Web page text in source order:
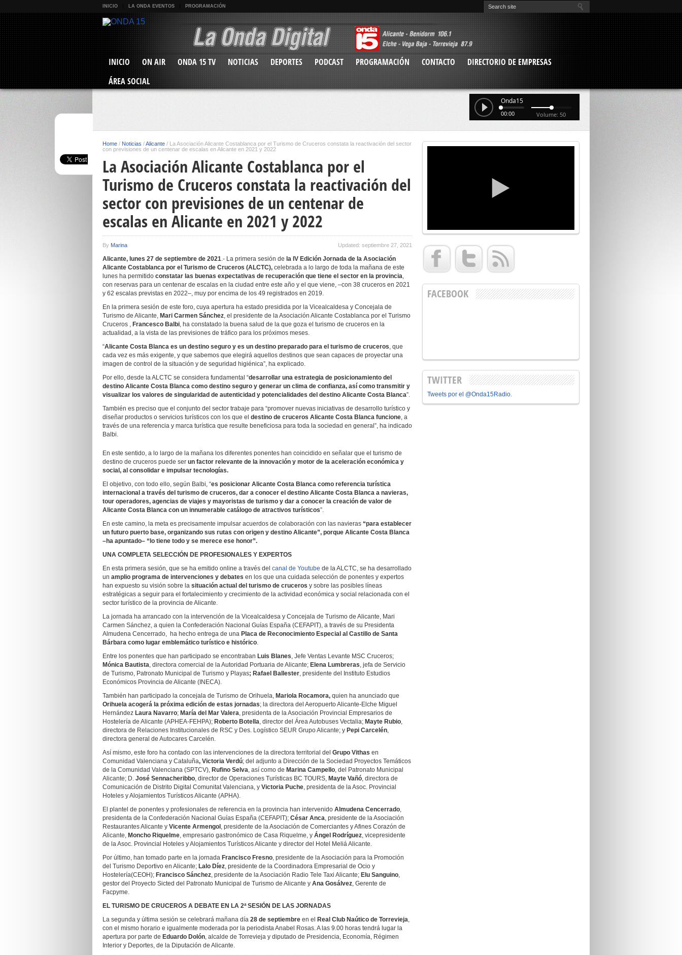
INICIO LA ONDA EVENTOS PROGRAMACIÓN
INICIO ON AIR ONDA 15 TV NOTICIAS DEPORTES PODCAST PROGRAMACIÓN CONTACTO
DIRECTORIO DE EMPRESAS
ÁREA SOCIAL
Onda15
00:00 Volume: 50
Home / Noticias /Alicante / La Asociación Alicante Costablanca por el Turismo de Cruceros constata la reactivación del sector
con previsiones de un centenar de escalas en Alicante en 2021 y 2022
La Asociación Alicante Costablanca por el
Turismo de Cruceros constata la reactivación del
sector con previsiones de un centenar de
escalas en Alicante en 2021 y 2022
By Marina Updated: septiembre 27, 2021
Alicante, lunes 27 de septiembre de 2021.- La primera sesión de la IV Edición Jornada de la Asociación
Alicante Costablanca por el Turismo de Cruceros (ALCTC), celebrada a lo largo de toda la mañana de este
lunes ha permitido constatar las buenas expectativas de recuperación que tiene el sector en la provincia,
con reservas para un centenar de escalas en la ciudad entre este año y el que viene, –con 38 cruceros en 2021
y 62 escalas previstas en 2022–, muy por encima de los 49 registrados en 2019.
En la primera sesión de este foro, cuya apertura ha estado presidida por la Vicealcaldesa y Concejala de
Turismo de Alicante, Mari Carmen Sánchez, el presidente de la Asociación Alicante Costablanca por el Turismo
Cruceros , Francesco Balbi, ha constatado la buena salud de la que goza el turismo de cruceros en la
actualidad, a la vista de las previsiones de tráfico para los próximos meses.
“Alicante Costa Blanca es un destino seguro y es un destino preparado para el turismo de cruceros, que
cada vez es más exigente, y que sabemos que elegirá aquellos destinos que sean capaces de proyectar una
imagen de control de la situación y de seguridad higiénica”, ha explicado.
Por ello, desde la ALCTC se considera fundamental “desarrollar una estrategia de posicionamiento del
destino Alicante Costa Blanca como destino seguro y generar un clima de confianza, así como transmitir y
visualizar los valores de singularidad de autenticidad y potencialidades del destino Alicante Costa Blanca”.
También es preciso que el conjunto del sector trabaje para “promover nuevas iniciativas de desarrollo turístico y
diseñar productos o servicios turísticos con los que el destino de cruceros Alicante Costa Blanca funcione, a
través de una referencia y marca turística que resulte beneficiosa para toda la sociedad en general”, ha indicado
Balbi.
En este sentido, a lo largo de la mañana los diferentes ponentes han coincidido en señalar que el turismo de
destino de cruceros puede ser un factor relevante de la innovación y motor de la aceleración económica y
social, al consolidar e impulsar tecnologías.
El objetivo, con todo ello, según Balbi, “es posicionar Alicante Costa Blanca como referencia turística
internacional a través del turismo de cruceros, dar a conocer el destino Alicante Costa Blanca a navieras,
tour operadores, agencias de viajes y mayoristas de turismo y dar a conocer la creación de valor de
Alicante Costa Blanca con un innumerable catálogo de atractivos turísticos”.
En este camino, la meta es precisamente impulsar acuerdos de colaboración con las navieras “para establecer
un futuro puerto base, organizando sus rutas con origen y destino Alicante”, porque Alicante Costa Blanca
–ha apuntado– “lo tiene todo y se merece ese honor”.
UNA COMPLETA SELECCIÓN DE PROFESIONALES Y EXPERTOS
En esta primera sesión, que se ha emitido online a través del canal de Youtube de la ALCTC, se ha desarrollado
un amplio programa de intervenciones y debates en los que una cuidada selección de ponentes y expertos
han expuesto su visión sobre la situación actual del turismo de cruceros y sobre las posibles líneas
estratégicas a seguir para el fortalecimiento y crecimiento de la actividad económica y social relacionada con el
sector turístico de la provincia de Alicante.
La jornada ha arrancado con la intervención de la Vicealcaldesa y Concejala de Turismo de Alicante, Mari
Carmen Sánchez, a quien la Confederación Nacional Guías España (CEFAPIT), a través de su Presidenta
Almudena Cencerrado, ha hecho entrega de una Placa de Reconocimiento Especial al Castillo de Santa
Bárbara como lugar emblemático turístico e histórico.
Entre los ponentes que han participado se encontraban Luis Blanes, Jefe Ventas Levante MSC Cruceros;
Mónica Bautista, directora comercial de la Autoridad Portuaria de Alicante; Elena Lumbreras, jefa de Servicio
de Turismo, Patronato Municipal de Turismo y Playas; Rafael Ballester, presidente del Instituto Estudios
Económicos Provincia de Alicante (INECA).
También han participado la concejala de Turismo de Orihuela, Mariola Rocamora, quien ha anunciado que
Orihuela acogerá la próxima edición de estas jornadas; la directora del Aeropuerto Alicante-Elche Miguel
Hernández Laura Navarro; María del Mar Valera, presidenta de la Asociación Provincial Empresarios de
Hostelería de Alicante (APHEA-FEHPA); Roberto Botella, director del Área Autobuses Vectalia; Mayte Rubio,
directora de Relaciones Institucionales de RSC y Des. Logístico SEUR Grupo Alicante; y Pepi Carcelén,
directora general de Autocares Carcelén.
Así mismo, este foro ha contado con las intervenciones de la directora territorial del Grupo Vithas en
Comunidad Valenciana y Cataluña, Victoria Verdú; del adjunto a Dirección de la Sociedad Proyectos Temáticos
de la Comunidad Valenciana (SPTCV), Rufino Selva, así como de Marina Campello, del Patronato Municipal
Alicante; D. José Sennacheribbo, director de Operaciones Turísticas BC TOURS, Mayte Vañó, directora de
Comunicación de Distrito Digital Comunitat Valenciana, y Victoria Puche, presidenta de la Asoc. Provincial
Hoteles y Alojamientos Turísticos Alicante (APHA).
El plantel de ponentes y profesionales de referencia en la provincia han intervenido Almudena Cencerrado,
presidenta de la Confederación Nacional Guías España (CEFAPIT); César Anca, presidente de la Asociación
Restaurantes Alicante y Vicente Armengol , presidente de la Asociación de Comerciantes y Afines Corazón de
Alicante, Moncho Riquelme, empresario gastronómico de Casa Riquelme, y Ángel Rodríguez, vicepresidente
de la Asoc. Provincial Hoteles y Alojamientos Turísticos Alicante y director del Hotel Meliá Alicante.
Por último, han tomado parte en la jornada Francisco Fresno, presidente de la Asociación para la Promoción
del Turismo Deportivo en Alicante; Lalo Díez, presidente de la Coordinadora Empresarial de Ocio y
Hostelería(CEOH); Francisco Sánchez, presidente de la Asociación Radio Tele Taxi Alicante; Elu Sanguino,
gestor del Proyecto Sicted del Patronato Municipal de Turismo de Alicante y Ana Gosálvez, Gerente de
Facpyme.
EL TURISMO DE CRUCEROS A DEBATE EN LA 2ª SESIÓN DE LAS JORNADAS
La segunda y última sesión se celebrará mañana día 28 de septiembre en el Real Club Naútico de Torrevieja,
con el mismo horario e igualmente moderada por la periodista Anabel Rosas. A las 9.00 horas tendrá lugar la
apertura por parte de Eduardo Dolón, alcalde de Torrevieja y diputado de Presidencia, Economía, Régimen
Interior y Deportes, de la Diputación de Alicante.
FACEBOOK
TWITTER
Tweets por el @Onda15Radio.